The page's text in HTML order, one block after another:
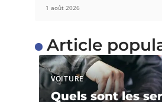
1 août 2026
Article
VOITURE
Quels sont les